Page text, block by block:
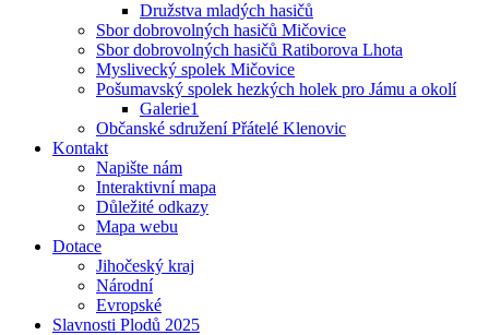
Družstva mladých hasičů
Sbor dobrovolných hasičů Mičovice
Sbor dobrovolných hasičů Ratiborova Lhota
Myslivecký spolek Mičovice
Pošumavský spolek hezkých holek pro Jámu a okolí
Galerie1
Občanské sdružení Přátelé Klenovic
Kontakt
Napište nám
Interaktivní mapa
Důležité odkazy
Mapa webu
Dotace
Jihočeský kraj
Národní
Evropské
Slavnosti Plodů 2025